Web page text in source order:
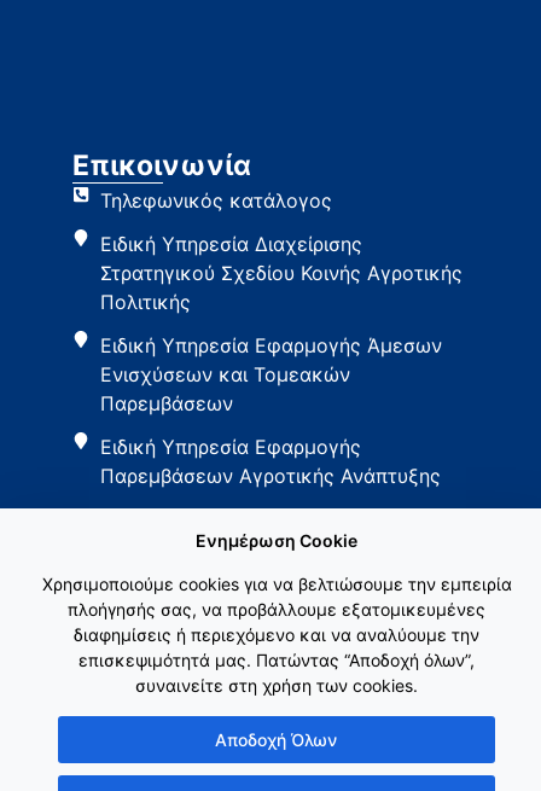
Επικοινωνία
Τηλεφωνικός κατάλογος
Ειδική Υπηρεσία Διαχείρισης
Στρατηγικού Σχεδίου Κοινής Αγροτικής
Πολιτικής
Ειδική Υπηρεσία Εφαρμογής Άμεσων
Ενισχύσεων και Τομεακών
Παρεμβάσεων
Ειδική Υπηρεσία Εφαρμογής
Παρεμβάσεων Αγροτικής Ανάπτυξης
Εθνικό Δίκτυο ΚΑΠ
Ενημέρωση Cookie
Χρησιμοποιούμε cookies για να βελτιώσουμε την εμπειρία
πλοήγησής σας, να προβάλλουμε εξατομικευμένες
διαφημίσεις ή περιεχόμενο και να αναλύουμε την
επισκεψιμότητά μας. Πατώντας “Αποδοχή όλων”,
συναινείτε στη χρήση των cookies.
Αποδοχή Όλων